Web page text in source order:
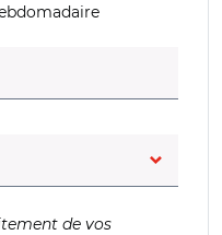
obligatoire)
de vos